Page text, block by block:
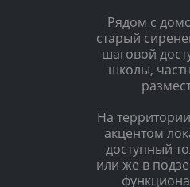
Рядом с
старый
шаговой
школы,
На
акцентом
доступный
или же в